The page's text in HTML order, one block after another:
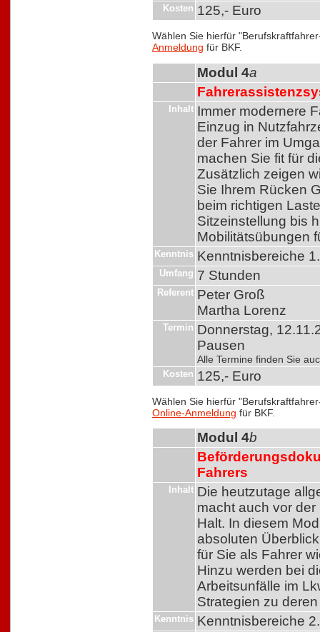
Kosten 125,- Euro
Wählen Sie hierfür
Anmeldung für BKF.
Modul 4a
Inhalt Immer modernere
Einzug in
der Fahrer im
machen Sie fit für
Zusätzlich zeigen
Sie Ihrem Rücken
beim richtigen
Sitzeinstellung bis
Mobilitätsübungen
Kenntnis Kenntnisbereiche
Umfang 7 Stunden
Referent Peter Groß
Martha Lorenz
Termin Donnerstag,
Pausen
Alle Termine finden Sie
Kosten 125,- Euro
Wählen Sie hierfür
Online-Anmeldung für BKF.
Modul 4b
Fahrers
Inhalt Die heutzutage
macht auch vor
Halt. In diesem
absoluten
für Sie als Fahrer
Hinzu werden bei
Arbeitsunfälle im
Strategien zu
Kenntnis Kenntnisbereiche